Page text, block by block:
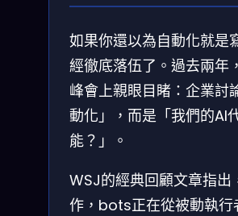
如果你還以為自動化就是
經徹底落伍了。過去兩年
峰會上親眼目睹：企業討
動化」，而是「我們的AI
能？」。
WSJ的經典回顧文章指
作，bots正在從被動執行